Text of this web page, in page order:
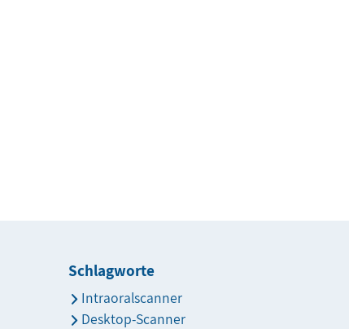
Schlagworte
Intraoralscanner
Desktop-Scanner